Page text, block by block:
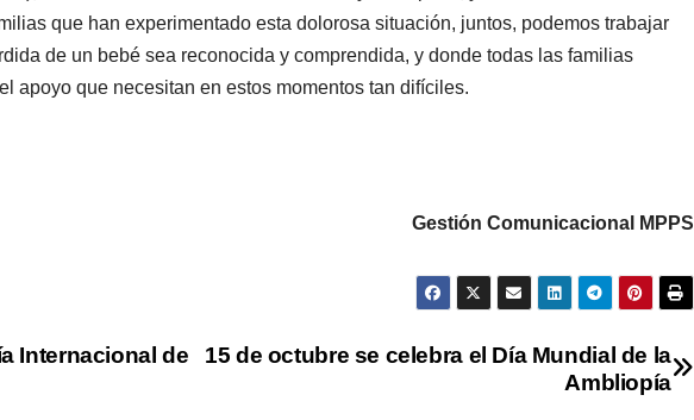
que han experimentado esta dolorosa situación, juntos, podemos trabajar
de un bebé sea reconocida y comprendida, y donde todas las familias
apoyo que necesitan en estos momentos tan difíciles.
Gestión Comunicacional MPPS
15 de octubre se celebra el Día Mundial de la
Ambliopía
Internacional de